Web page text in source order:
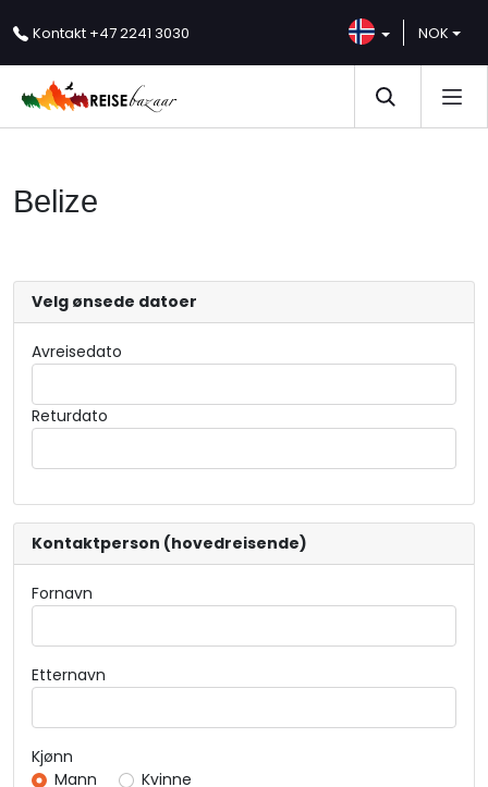
Kontakt +47 2241 3030 NOK
Belize
Velg ønsede datoer
Avreisedato
Returdato
Kontaktperson (hovedreisende)
Fornavn
Etternavn
Kjønn
Mann
Kvinne